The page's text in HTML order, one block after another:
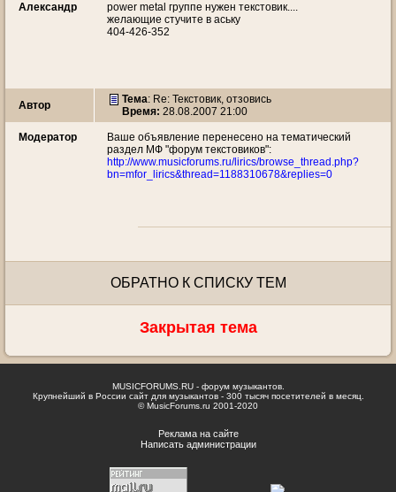
Александр
power metal группе нужен текстовик....
желающие стучите в аську
404-426-352
Автор Тема: Re: Текстовик, отзовись
Время: 28.08.2007 21:00
Модератор
Ваше объявление перенесено на тематический
раздел МФ "форум текстовиков":
http://www.musicforums.ru/lirics/browse_thread.php?
bn=mfor_lirics&thread=1188310678&replies=0
ОБРАТНО К СПИСКУ ТЕМ
Закрытая тема
MUSICFORUMS.RU - форум музыкантов.
Крупнейший в России сайт для музыкантов - 300 тысяч посетителей в месяц.
© MusicForums.ru 2001-2020
Реклама на сайте
Написать администрации